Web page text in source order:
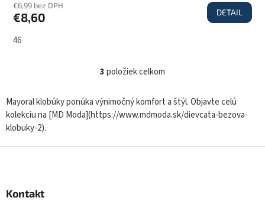
€6,99 bez DPH
€8,60 DETAIL
46
O
l
á
d
c
3položiek celkom
Mayoral klobúky ponúka výnimočný komfort a štýl. Objavte celú
kolekciu na [MD Moda](https://www.mdmoda.sk/dievcata-bezova-
klobuky-2).
Kontakt